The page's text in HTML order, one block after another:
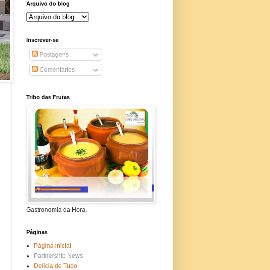
Arquivo do blog
Inscrever-se
Postagens
Comentários
Tribo das Frutas
Gastronomia da Hora.
Páginas
Página inicial
Partnership News
Delícia de Tudo